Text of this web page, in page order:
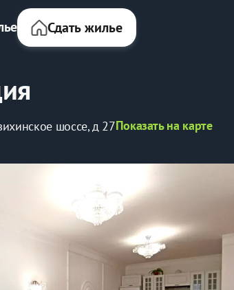
Сдать жилье
шоссе, д 27Показать на карте